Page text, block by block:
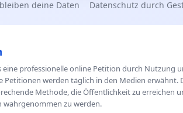
deine Daten Datenschutz durch
eine professionelle online Petition durch Nutzung
Petitionen werden täglich in den Medien erwähnt.
Methode, die Öffentlichkeit zu erreichen
wahrgenommen zu werden.